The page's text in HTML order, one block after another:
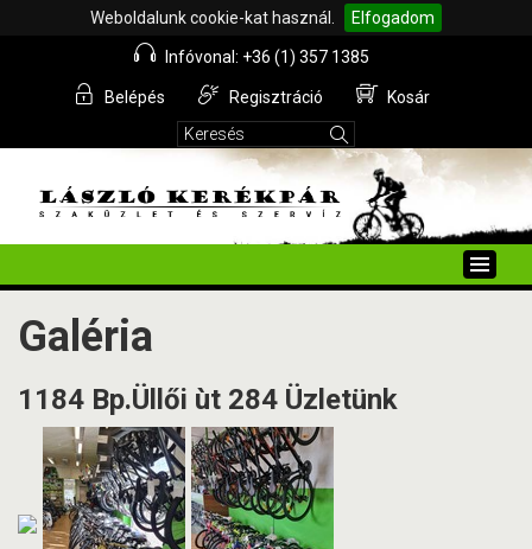
Weboldalunk cookie-kat használ. Elfogadom
Infóvonal: +36 (1) 357 1385
Belépés Regisztráció Kosár
Toggle
Galéria
1184 Bp.Üllői ùt 284 Üzletünk